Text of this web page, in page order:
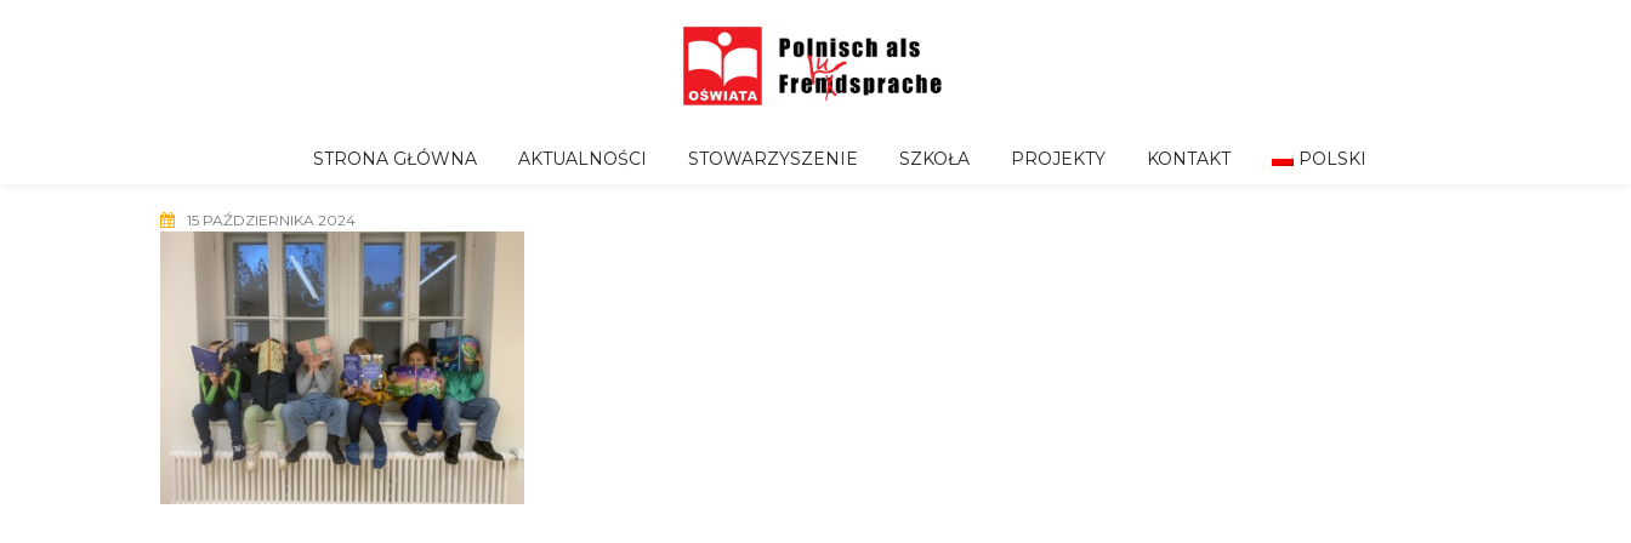
STRONA GŁÓWNA AKTUALNOŚCI STOWARZYSZENIE SZKOŁA PROJEKTY KONTAKT POLSKI
15 PAŹDZIERNIKA 2024